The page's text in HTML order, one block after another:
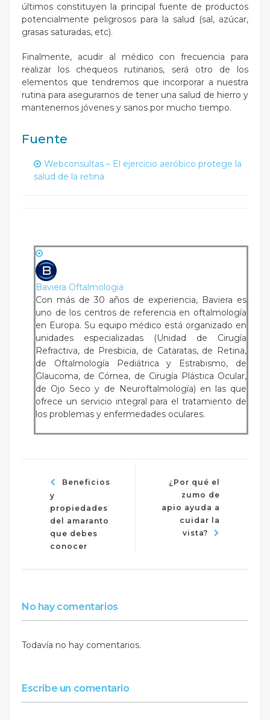
últimos constituyen la principal fuente de productos
potencialmente peligrosos para la salud (sal, azúcar,
grasas saturadas, etc).
Finalmente, acudir al médico con frecuencia para
realizar los chequeos rutinarios, será otro de los
elementos que tendremos que incorporar a nuestra
rutina para asegurarnos de tener una salud de hierro y
mantenernos jóvenes y sanos por mucho tiempo.
Fuente
Webconsultas – El ejercicio aeróbico protege la
salud de la retina
Baviera Oftalmologia
Con más de 30 años de experiencia, Baviera es
uno de los centros de referencia en oftalmología
en Europa. Su equipo médico está organizado en
unidades especializadas (Unidad de Cirugía
Refractiva, de Presbicia, de Cataratas, de Retina,
de Oftalmología Pediátrica y Estrabismo, de
Glaucoma, de Córnea, de Cirugía Plástica Ocular,
de Ojo Seco y de Neuroftalmología) en las que
ofrece un servicio integral para el tratamiento de
los problemas y enfermedades oculares.
Beneficios
y
propiedades
del amaranto
que debes
conocer
¿Por qué el
zumo de
apio ayuda a
cuidar la
vista?
No hay comentarios
Todavía no hay comentarios.
Escribe un comentario